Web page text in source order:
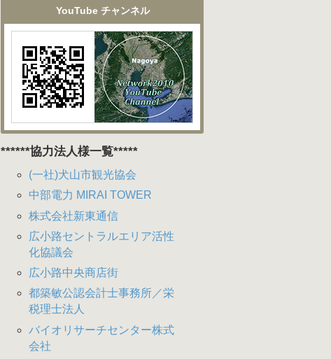
YouTube チャンネル
******協力法人様一覧*****
(一社)犬山市観光協会
中部電力 MIRAI TOWER
株式会社新東通信
広小路セントラルエリア活性
化協議会
広小路中央商店街
都築敏公認会計士事務所／栄
税理士法人
バイオリサーチセンター株式
会社